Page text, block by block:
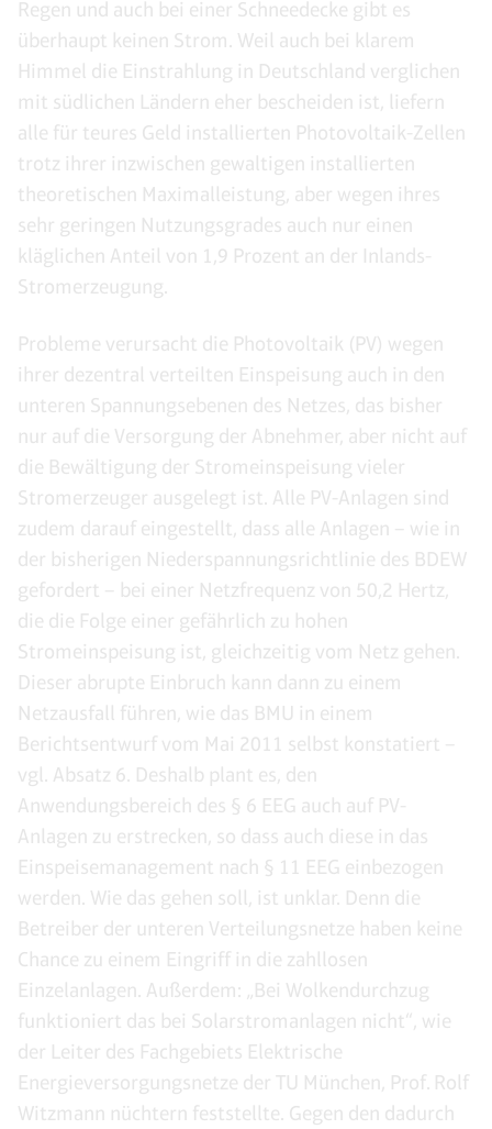
Regen und auch bei einer Schneedecke gibt es
überhaupt keinen Strom. Weil auch bei klarem
Himmel die Einstrahlung in Deutschland verglichen
mit südlichen Ländern eher bescheiden ist, liefern
alle für teures Geld installierten Photovoltaik-Zellen
trotz ihrer inzwischen gewaltigen installierten
theoretischen Maximalleistung, aber wegen ihres
sehr geringen Nutzungsgrades auch nur einen
kläglichen Anteil von 1,9 Prozent an der Inlands-
Stromerzeugung.
Probleme verursacht die Photovoltaik (PV) wegen
ihrer dezentral verteilten Einspeisung auch in den
unteren Spannungsebenen des Netzes, das bisher
nur auf die Versorgung der Abnehmer, aber nicht auf
die Bewältigung der Stromeinspeisung vieler
Stromerzeuger ausgelegt ist. Alle PV-Anlagen sind
zudem darauf eingestellt, dass alle Anlagen – wie in
der bisherigen Niederspannungsrichtlinie des BDEW
gefordert – bei einer Netzfrequenz von 50,2 Hertz,
die die Folge einer gefährlich zu hohen
Stromeinspeisung ist, gleichzeitig vom Netz gehen.
Dieser abrupte Einbruch kann dann zu einem
Netzausfall führen, wie das BMU in einem
Berichtsentwurf vom Mai 2011 selbst konstatiert –
vgl. Absatz 6. Deshalb plant es, den
Anwendungsbereich des § 6 EEG auch auf PV-
Anlagen zu erstrecken, so dass auch diese in das
Einspeisemanagement nach § 11 EEG einbezogen
werden. Wie das gehen soll, ist unklar. Denn die
Betreiber der unteren Verteilungsnetze haben keine
Chance zu einem Eingriff in die zahllosen
Einzelanlagen. Außerdem: „Bei Wolkendurchzug
funktioniert das bei Solarstromanlagen nicht“, wie
der Leiter des Fachgebiets Elektrische
Energieversorgungsnetze der TU München, Prof. Rolf
Witzmann nüchtern feststellte. Gegen den dadurch